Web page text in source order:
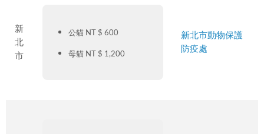
新
北
市
公貓 NT $ 600
母貓 NT $ 1,200
新北市動物保護
防疫處